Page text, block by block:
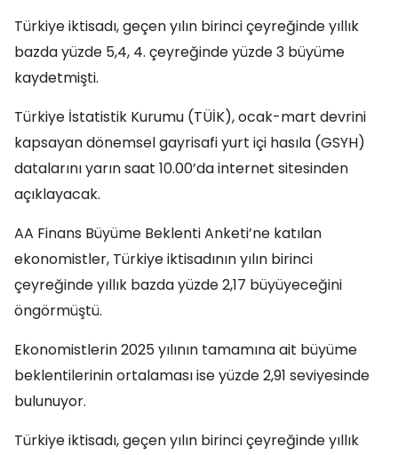
Türkiye iktisadı, geçen yılın birinci çeyreğinde yıllık
bazda yüzde 5,4, 4. çeyreğinde yüzde 3 büyüme
kaydetmişti.
Türkiye İstatistik Kurumu (TÜİK), ocak-mart devrini
kapsayan dönemsel gayrisafi yurt içi hasıla (GSYH)
datalarını yarın saat 10.00’da internet sitesinden
açıklayacak.
AA Finans Büyüme Beklenti Anketi’ne katılan
ekonomistler, Türkiye iktisadının yılın birinci
çeyreğinde yıllık bazda yüzde 2,17 büyüyeceğini
öngörmüştü.
Ekonomistlerin 2025 yılının tamamına ait büyüme
beklentilerinin ortalaması ise yüzde 2,91 seviyesinde
bulunuyor.
Türkiye iktisadı, geçen yılın birinci çeyreğinde yıllık